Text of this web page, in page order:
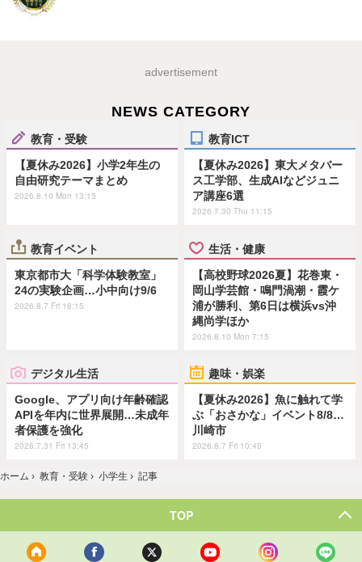
advertisement
NEWS CATEGORY
教育・受験
【夏休み2026】小学2年生の
自由研究テーマまとめ
2026.8.10 Mon 13:15
教育ICT
【夏休み2026】東大メタバー
ス工学部、生成AIなどジュニ
ア講座6選
2026.7.30 Thu 11:15
教育イベント
東京都市大「科学体験教室」
24の実験企画…小中向け9/6
2026.8.7 Fri 18:15
生活・健康
【高校野球2026夏】花巻東・
岡山学芸館・鳴門渦潮・霞ケ
浦が勝利、第6日は横浜vs沖
縄尚学ほか
2026.8.10 Mon 7:15
デジタル生活
Google、アプリ向け年齢確認
APIを年内に世界展開…未成年
者保護を強化
2026.7.31 Fri 13:45
趣味・娯楽
【夏休み2026】魚に触れて学
ぶ「おさかな」イベント8/8…
川崎市
2026.8.7 Fri 10:45
ホーム › 教育・受験 › 小学生 › 記事
TOP